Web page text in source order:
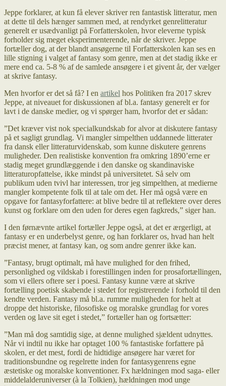
Jeppe forklarer, at kun få elever skriver ren fantastisk litteratur, men
at dette til dels hænger sammen med, at rendyrket genrelitteratur
generelt er usædvanligt på Forfatterskolen, hvor eleverne typisk
forholder sig meget eksperimenterende, når de skriver. Jeppe
fortæller dog, at der blandt ansøgerne til Forfatterskolen kan ses en
lille stigning i valget af fantasy som genre, men at det stadig ikke er
mere end ca. 5-8 % af de samlede ansøgere i et givent år, der vælger
at skrive fantasy.
Men hvorfor er det så få? I en artikel hos Politiken fra 2017 skrev
Jeppe, at niveauet for diskussionen af bl.a. fantasy generelt er for
lavt i de danske medier, og vi spørger ham, hvorfor det er sådan:
”Det kræver vist nok specialkundskab for alvor at diskutere fantasy
på et sagligt grundlag. Vi mangler simpelthen uddannede litterater
fra dansk eller litteraturvidenskab, som kunne diskutere genrens
muligheder. Den realistiske konvention fra omkring 1890’erne er
stadig meget grundlæggende i den danske og skandinaviske
litteraturopfattelse, ikke mindst på universitetet. Så selv om
publikum uden tvivl har interessen, tror jeg simpelthen, at medierne
mangler kompetente folk til at tale om det. Her må også være en
opgave for fantasyforfattere: at blive bedre til at reflektere over deres
kunst og forklare om den uden for deres egen fagkreds,” siger han.
I den førnævnte artikel fortæller Jeppe også, at det er ærgerligt, at
fantasy er en underbelyst genre, og han forklarer os, hvad han helt
præcist mener, at fantasy kan, og som andre genrer ikke kan.
”Fantasy, brugt optimalt, må have mulighed for den frihed,
personlighed og vildskab i forestillingen inden for prosafortællingen,
som vi ellers oftere ser i poesi. Fantasy kunne være at skrive
fortælling poetisk skabende i stedet for registrerende i forhold til den
kendte verden. Fantasy må bl.a. rumme muligheden for helt at
droppe det historiske, filosofiske og moralske grundlag for vores
verden og lave sit eget i stedet,” fortæller han og fortsætter:
”Man må dog samtidig sige, at denne mulighed sjældent udnyttes.
Når vi indtil nu ikke har optaget 100 % fantastiske forfattere på
skolen, er det mest, fordi de hidtidige ansøgere har været for
traditionsbundne og regelrette inden for fantasygenrens egne
æstetiske og moralske konventioner. Fx hældningen mod saga- eller
middelalderuniverser (à la Tolkien), hældningen mod unge